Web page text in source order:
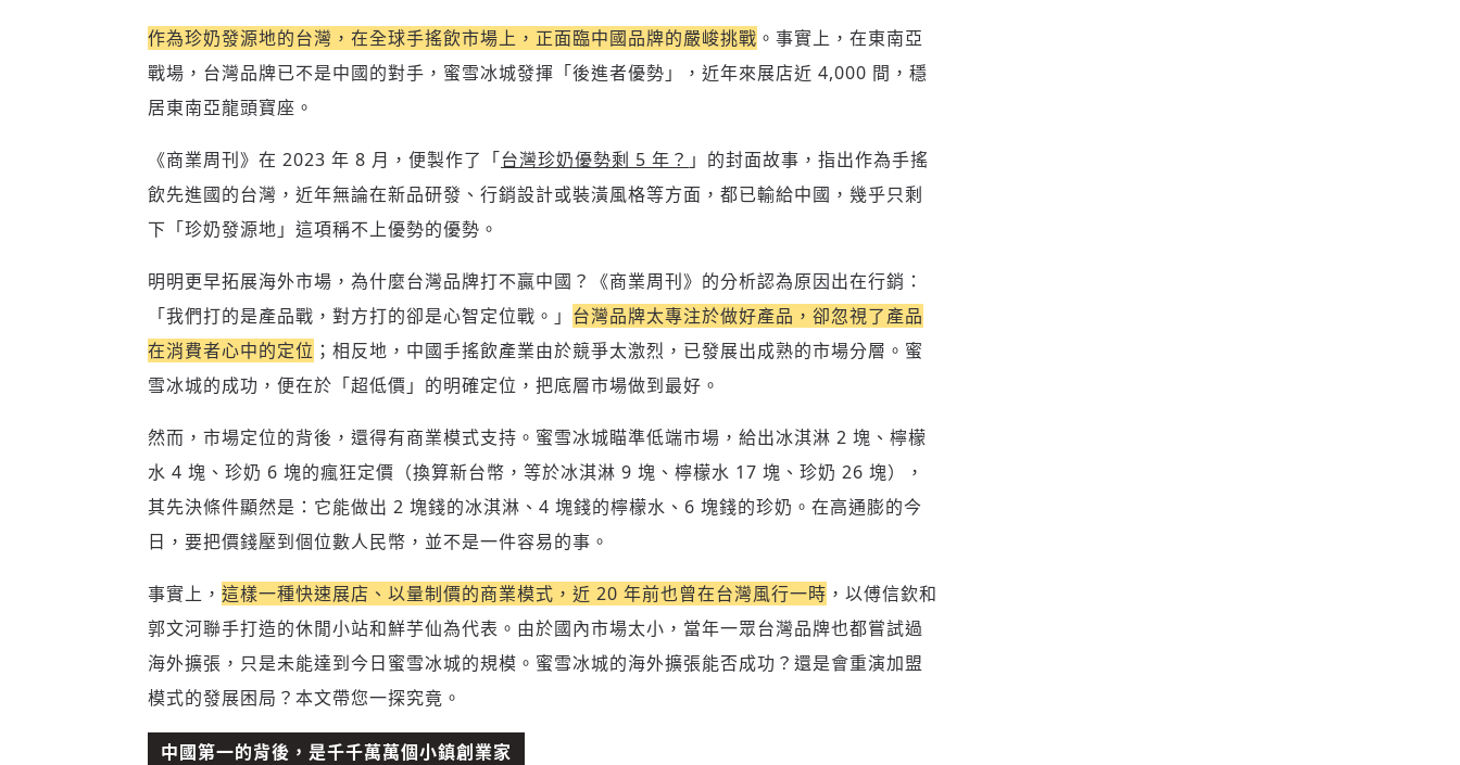
登入或註冊
歡迎您加入《旭時報》
掌握國際政經脈動
輸入 Email 驗證碼
作為珍奶發源地的台灣，在全球手搖飲市場上，正面臨中國品牌的嚴峻挑戰 。事實上，在東南亞
戰場，台灣品牌已不是中國的對手，蜜雪冰城發揮「後進者優勢」，近年來展店近 4,000 間，穩
居東南亞龍頭寶座。
《商業周刊》在 2023 年 8 月，便製作了「台灣珍奶優勢剩 5 年？ 」的封面故事，指出作為手搖
飲先進國的台灣，近年無論在新品研發、行銷設計或裝潢風格等方面，都已輸給中國，幾乎只剩
下「珍奶發源地」這項稱不上優勢的優勢。
明明更早拓展海外市場，為什麼台灣品牌打不贏中國？《商業周刊》的分析認為原因出在行銷：
「我們打的是產品戰，對方打的卻是心智定位戰。」 台灣品牌太專注於做好產品，卻忽視了產品
在消費者心中的定位 ；相反地，中國手搖飲產業由於競爭太激烈，已發展出成熟的市場分層。蜜
雪冰城的成功，便在於「超低價」的明確定位，把底層市場做到最好。
然而，市場定位的背後，還得有商業模式支持。蜜雪冰城瞄準低端市場，給出冰淇淋 2 塊、檸檬
水 4 塊、珍奶 6 塊的瘋狂定價（換算新台幣，等於冰淇淋 9 塊、檸檬水 17 塊、珍奶 26 塊），
其先決條件顯然是：它能做出 2 塊錢的冰淇淋、4 塊錢的檸檬水、6 塊錢的珍奶。在高通膨的今
日，要把價錢壓到個位數人民幣，並不是一件容易的事。
事實上， 這樣一種快速展店、以量制價的商業模式，近 20 年前也曾在台灣風行一時 ，以傅信欽和
郭文河聯手打造的休閒小站和鮮芋仙為代表。由於國內市場太小，當年一眾台灣品牌也都嘗試過
海外擴張，只是未能達到今日蜜雪冰城的規模。蜜雪冰城的海外擴張能否成功？還是會重演加盟
模式的發展困局？本文帶您一探究竟。
中國第一的背後，是千千萬萬個小鎮創業家